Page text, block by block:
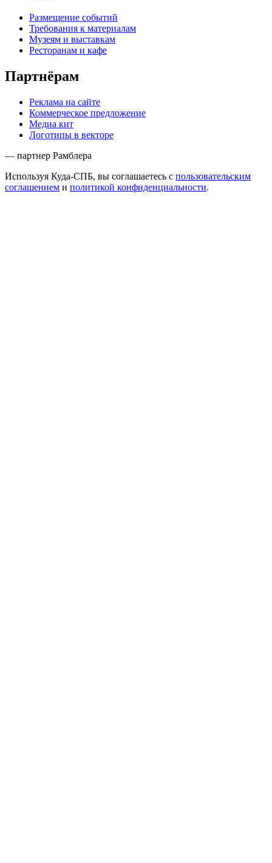
Размещение событий
Требования к материалам
Музеям и выставкам
Ресторанам и кафе
Партнёрам
Реклама на сайте
Коммерческое предложение
Медиа кит
Логотипы в векторе
— партнер Рамблера
Используя Куда-СПБ, вы соглашаетесь с пользовательским
соглашением и политикой конфиденциальности.